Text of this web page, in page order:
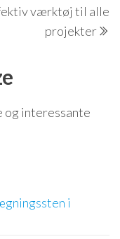
værktøj til alle
projekter
og interessante
i